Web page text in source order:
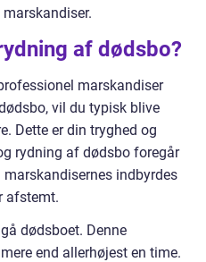
af dødsbo?
marskandiser
vil du typisk blive
Dette er din tryghed og
rydning af dødsbo foregår
indbyrdes
afstemt.
dødsboet. Denne
end allerhøjest en time.